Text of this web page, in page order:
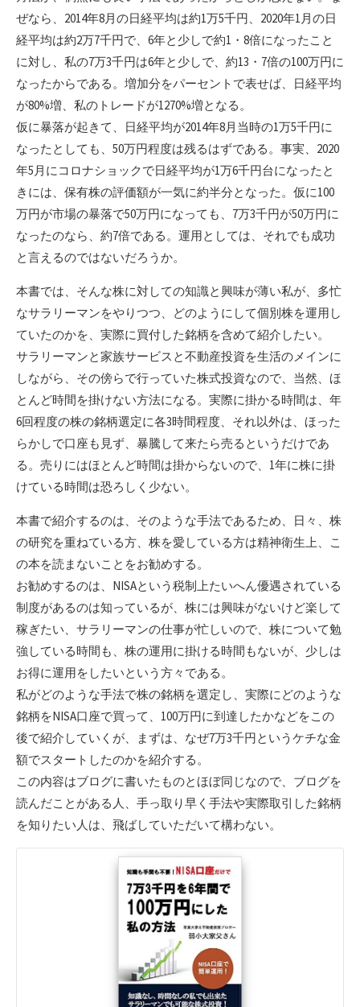
ぜなら、2014年8月の日経平均は約1万5千円、2020年1月の日
経平均は約2万7千円で、6年と少しで約1・8倍になったこと
に対し、私の7万3千円は6年と少しで、約13・7倍の100万円に
なったからである。増加分をパーセントで表せば、日経平均
が80%増、私のトレードが1270%増となる。
仮に暴落が起きて、日経平均が2014年8月当時の1万5千円に
なったとしても、50万円程度は残るはずである。事実、2020
年5月にコロナショックで日経平均が1万6千円台になったと
きには、保有株の評価額が一気に約半分となった。仮に100
万円が市場の暴落で50万円になっても、7万3千円が50万円に
なったのなら、約7倍である。運用としては、それでも成功
と言えるのではないだろうか。
本書では、そんな株に対しての知識と興味が薄い私が、多忙
なサラリーマンをやりつつ、どのようにして個別株を運用し
ていたのかを、実際に買付した銘柄を含めて紹介したい。
サラリーマンと家族サービスと不動産投資を生活のメインに
しながら、その傍らで行っていた株式投資なので、当然、ほ
とんど時間を掛けない方法になる。実際に掛かる時間は、年
6回程度の株の銘柄選定に各3時間程度、それ以外は、ほった
らかしで口座も見ず、暴騰して来たら売るというだけであ
る。売りにはほとんど時間は掛からないので、1年に株に掛
けている時間は恐ろしく少ない。
本書で紹介するのは、そのような手法であるため、日々、株
の研究を重ねている方、株を愛している方は精神衛生上、こ
の本を読まないことをお勧めする。
お勧めするのは、NISAという税制上たいへん優遇されている
制度があるのは知っているが、株には興味がないけど楽して
稼ぎたい、サラリーマンの仕事が忙しいので、株について勉
強している時間も、株の運用に掛ける時間もないが、少しは
お得に運用をしたいという方々である。
私がどのような手法で株の銘柄を選定し、実際にどのような
銘柄をNISA口座で買って、100万円に到達したかなどをこの
後で紹介していくが、まずは、なぜ7万3千円というケチな金
額でスタートしたのかを紹介する。
この内容はブログに書いたものとほぼ同じなので、ブログを
読んだことがある人、手っ取り早く手法や実際取引した銘柄
を知りたい人は、飛ばしていただいて構わない。